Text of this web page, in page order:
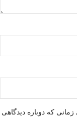
که دوباره دیدگاهی